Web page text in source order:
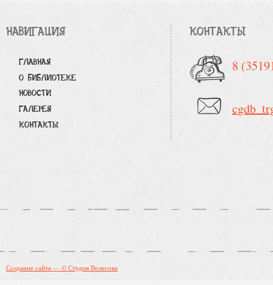
НАВИГАЦИЯ
ГЛАВНАЯ
О БИБЛИОТЕКЕ
НОВОСТИ
ГАЛЕРЕЯ
КОНТАКТЫ
КОНТАКТЫ
8
Создание сайта — © Студия Волегова